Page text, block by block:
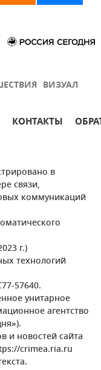
ВИЗУАЛ
КОНТАКТЫ
в
связи,
коммуникаций
г.)
технологий
57640.
унитарное
агентство
и новостей сайта
crimea.ria.ru